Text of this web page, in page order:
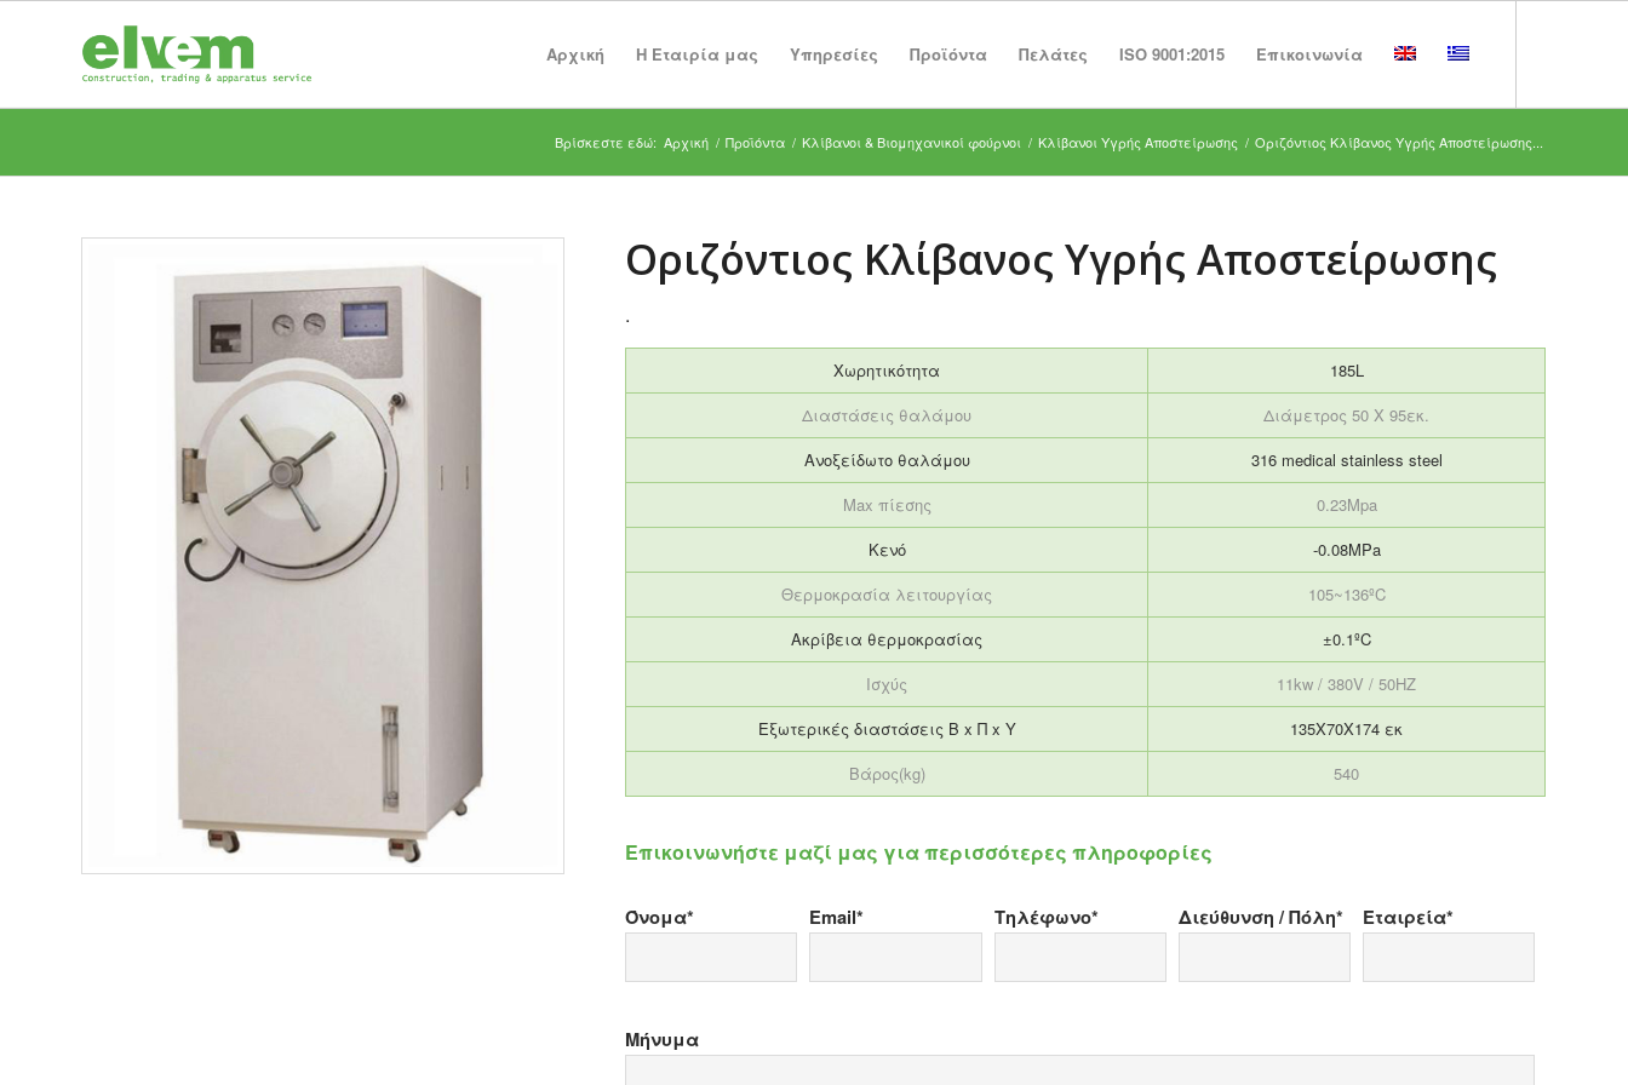
Αρχική Η Εταιρία μας Υπηρεσίες Προϊόντα Πελάτες ISO 9001:2015 Επικοινωνία
Βρίσκεστε εδώ: Αρχική / Προϊόντα / Κλίβανοι & Βιομηχανικοί φούρνοι / Κλίβανοι Υγρής Αποστείρωσης / Οριζόντιος Κλίβανος Υγρής Αποστείρωσης...
Οριζόντιος Κλίβανος Υγρής Αποστείρωσης
.
Χωρητικότητα
185L
Διαστάσεις θαλάμου
Διάμετρος 50 Χ 95εκ.
Ανοξείδωτο θαλάμου
316 medical stainless steel
Max πίεσης
0.23Mpa
Κενό
-0.08MPa
Θερμοκρασία λειτουργίας
105~136ºC
Ακρίβεια θερμοκρασίας
±0.1ºC
Ισχύς
11kw / 380V / 50HZ
Eξωτερικές διαστάσεις Β x Π x Υ
135Χ70Χ174 εκ
Βάρος(kg)
540
Επικοινωνήστε μαζί μας για περισσότερες πληροφορίες
Όνομα* Email* Τηλέφωνο* Διεύθυνση / Πόλη* Εταιρεία*
Μήνυμα